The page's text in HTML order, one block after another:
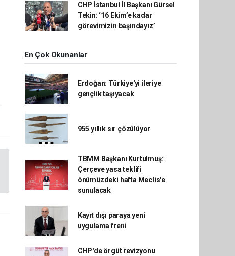
CHP İstanbul İl Başkanı Gürsel
Tekin: ‘16 Ekim’e kadar
görevimizin başındayız’
En Çok Okunanlar
Erdoğan: Türkiye'yi ileriye
gençlik taşıyacak
955 yıllık sır çözülüyor
TBMM Başkanı Kurtulmuş:
Çerçeve yasa teklifi
önümüzdeki hafta Meclis'e
sunulacak
Kayıt dışı paraya yeni
uygulama freni
CHP'de örgüt revizyonu